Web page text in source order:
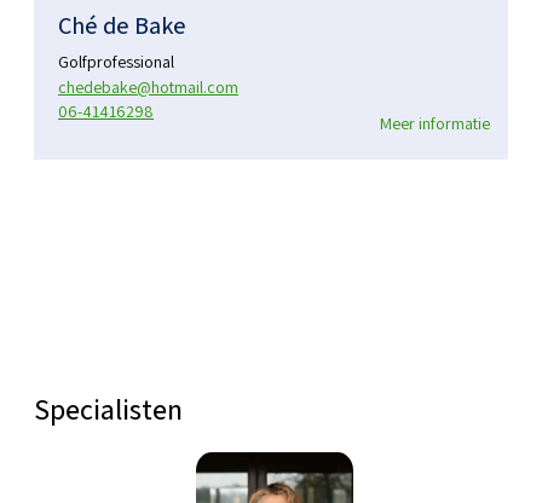
Ché de Bake
Golfprofessional
chedebake@hotmail.com
06-41416298
Meer informatie
Specialisten